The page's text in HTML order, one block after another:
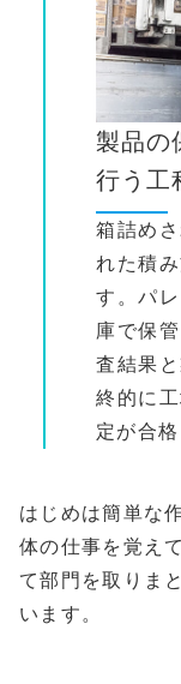
製品の
行う工
箱詰め
れた積
す。パ
庫で保
査結果
終的に
定が合
はじめは簡単な
体の仕事を覚え
て部門を取りま
います。